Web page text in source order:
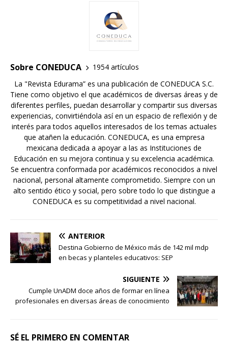
Sobre CONEDUCA
1954 artículos
La "Revista Edurama” es una publicación de CONEDUCA S.C.
Tiene como objetivo el que académicos de diversas áreas y de
diferentes perfiles, puedan desarrollar y compartir sus diversas
experiencias, convirtiéndola así en un espacio de reflexión y de
interés para todos aquellos interesados de los temas actuales
que atañen la educación. CONEDUCA, es una empresa
mexicana dedicada a apoyar a las as Instituciones de
Educación en su mejora continua y su excelencia académica.
Se encuentra conformada por académicos reconocidos a nivel
nacional, personal altamente comprometido. Siempre con un
alto sentido ético y social, pero sobre todo lo que distingue a
CONEDUCA es su competitividad a nivel nacional.
ANTERIOR
Destina Gobierno de México más de 142 mil mdp
en becas y planteles educativos: SEP
SIGUIENTE
Cumple UnADM doce años de formar en línea
profesionales en diversas áreas de conocimiento
SÉ EL PRIMERO EN COMENTAR